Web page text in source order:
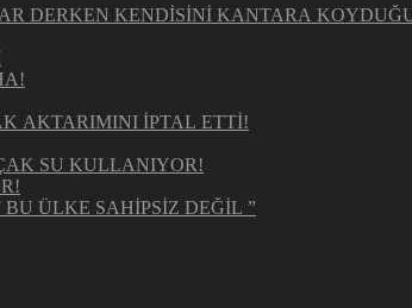
DERKEN KENDİSİNİ KANTARA
AKTARIMINI İPTAL ETTİ!
SU KULLANIYOR!
ÜLKE SAHİPSİZ DEĞİL ”